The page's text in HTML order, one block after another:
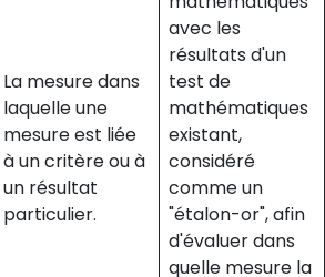
La mesure dans
laquelle une
mesure est liée
à un critère ou à
un résultat
particulier.
avec les
résultats d'un
test de
mathématiques
existant,
considéré
comme un
"étalon-or", afin
d'évaluer dans
quelle mesure la